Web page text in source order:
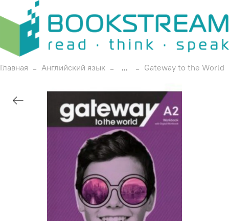
Главная Английский язык ... Gateway to the World